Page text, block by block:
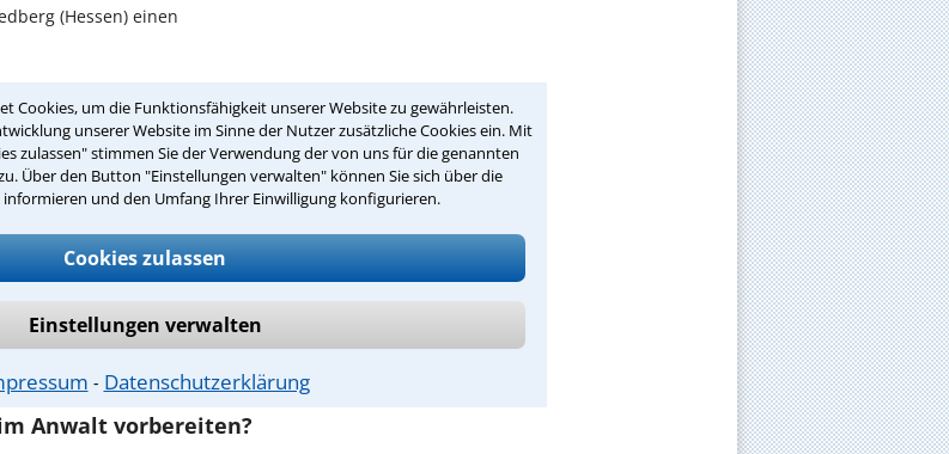
Cookies, um die Funktionsfähigkeit unserer Website zu gewährleisten.
unserer Website im Sinne der Nutzer zusätzliche Cookies ein. Mit
zulassen" stimmen Sie der Verwendung der von uns für die genannten
Über den Button "Einstellungen verwalten" können Sie sich über die
informieren und den Umfang Ihrer Einwilligung konfigurieren.
Cookies zulassen
Einstellungen verwalten
⁃ Datenschutzerklärung
(Hessen) einen
ist es, über unser Kontaktformular
es gleich aus.
in Friedberg
für Urheberrechtsverletzung in
den Sachverhalt zu schildern,
und Ihren Erfolgsaussichten
Ihrem Anwalt auch die weitere
Anwalt vorbereiten?